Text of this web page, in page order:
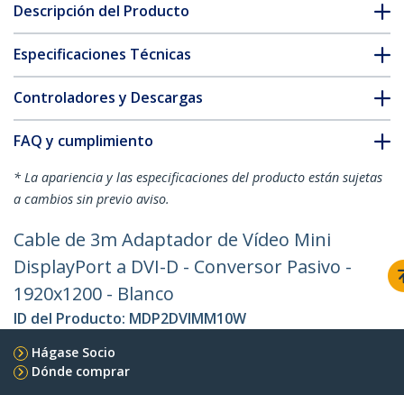
Descripción del Producto
Especificaciones Técnicas
Controladores y Descargas
FAQ y cumplimiento
* La apariencia y las especificaciones del producto están sujetas
a cambios sin previo aviso.
Cable de 3m Adaptador de Vídeo Mini
DisplayPort a DVI-D - Conversor Pasivo -
1920x1200 - Blanco
ID del Producto: MDP2DVIMM10W
Hágase Socio
Dónde comprar